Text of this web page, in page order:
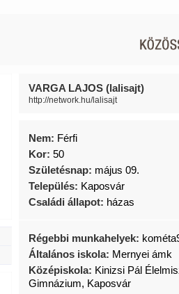
VARGA LAJOS (lalisajt)
http://network.hu/lalisajt
Nem: Férfi
Kor: 50
Születésnap: május 09.
Település: Kaposvár
Családi állapot: házas
Régebbi munkahelyek:
Általános iskola: Mernyei ámk
Középiskola: Kinizsi Pál
Gimnázium, Kaposvár